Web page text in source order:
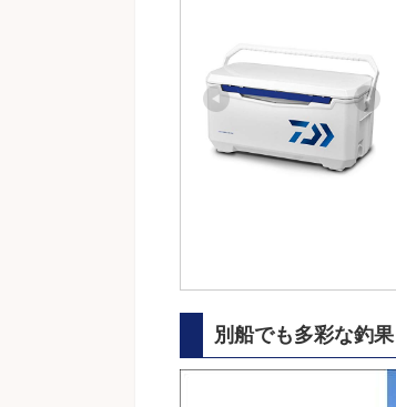
別船でも多彩な釣果